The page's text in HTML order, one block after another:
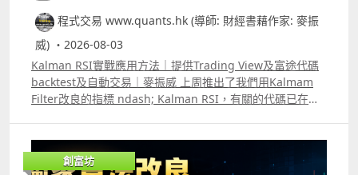
程式交易 www.quants.hk (導師: 財經書藉作家: 麥振
威) ・2026-08-03
Kalman RSI實戰應用方法｜提供Trading View及富途代碼
backtest及自動交易｜麥振威 上周推出了我們用Kalmam
Filter改良的指標 ndash; Kalman RSI，有關的代碼已在我
講解了將Kalman RSI應用在1分鐘圖中交易小型標普500指
數期貨ES及其他正股的方法，日後也會有更多的片講解其他
創富坊